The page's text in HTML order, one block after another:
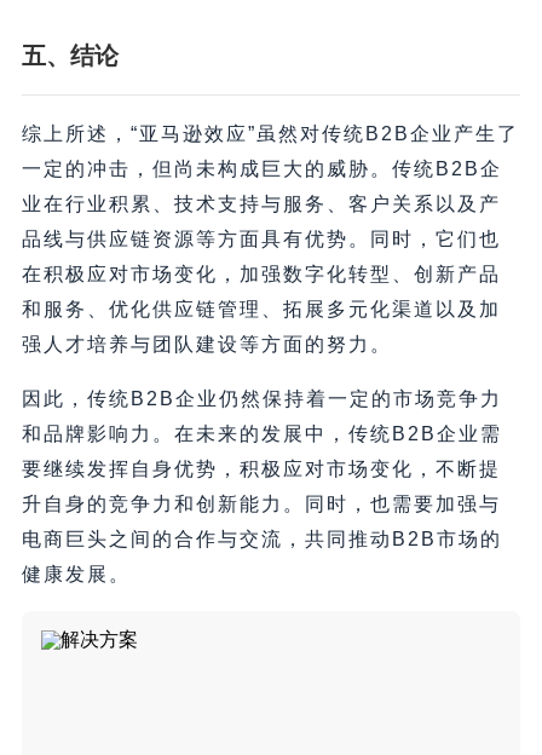
五、结论
综上所述，“亚马逊效应”虽然对传统B2B企业产生了
一定的冲击，但尚未构成巨大的威胁。传统B2B企
业在行业积累、技术支持与服务、客户关系以及产
品线与供应链资源等方面具有优势。同时，它们也
在积极应对市场变化，加强数字化转型、创新产品
和服务、优化供应链管理、拓展多元化渠道以及加
强人才培养与团队建设等方面的努力。
因此，传统B2B企业仍然保持着一定的市场竞争力
和品牌影响力。在未来的发展中，传统B2B企业需
要继续发挥自身优势，积极应对市场变化，不断提
升自身的竞争力和创新能力。同时，也需要加强与
电商巨头之间的合作与交流，共同推动B2B市场的
健康发展。